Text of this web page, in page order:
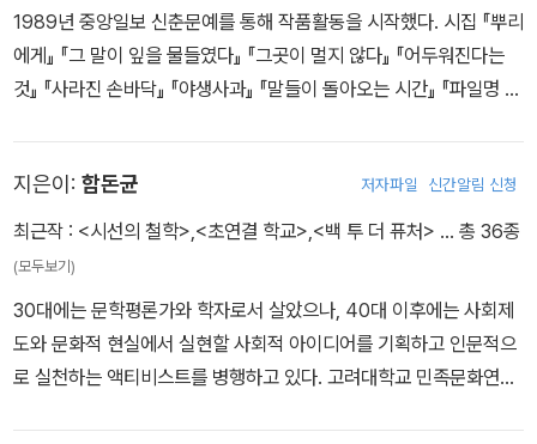
1989년 중앙일보 신춘문예를 통해 작품활동을 시작했다. 시집 『뿌리
에게』 『그 말이 잎을 물들였다』 『그곳이 멀지 않다』 『어두워진다는
것』 『사라진 손바닥』 『야생사과』 『말들이 돌아오는 시간』 『파일명 서
들을 기억해』 『예술의 주름들』 『마음의 장소』 등이 있다. 서울과학기
술대학교 문예창작학과 교수로 재직중이다.
지은이: 함돈균 저자파일 신간알림 신청
최근작 : <시선의 철학>,<초연결 학교>,<백 투 더 퓨처> … 총 36종
(모두보기)
30대에는 문학평론가와 학자로서 살았으나, 40대 이후에는 사회제
도와 문화적 현실에서 실현할 사회적 아이디어를 기획하고 인문적으
로 실천하는 액티비스트를 병행하고 있다. 고려대학교 민족문화연구